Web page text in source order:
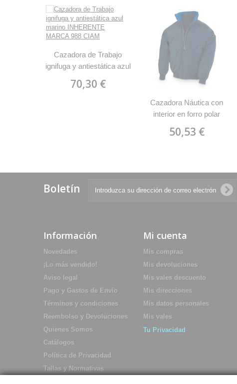
Cazadora de Trabajo
ignifuga y antiestática azul
MARCA 988 CIAM
70,30 €
Cazadora Náutica con
interior en forro polar
50,53 €
Boletín
Información
Novedades
¡Lo más vendido!
Aviso legal
Pago y Gastos de Envio
Términos y condiciones
Reembolso y Devoluciones
Quienes Somos
Catálogos
Política de Privacidad
Tallas y Normativas
Mi cuenta
Mis compras
Mis devoluciones
Mis vales descuento
Mis direcciones
Mis datos personales
Mis vales
Tu Privacidad